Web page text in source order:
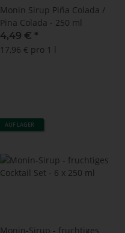
Monin Sirup Piña Colada /
Pina Colada - 250 ml
4,49 € *
17,96 € pro 1 l
AUF LAGER
Monin-Sirup - fruchtiges